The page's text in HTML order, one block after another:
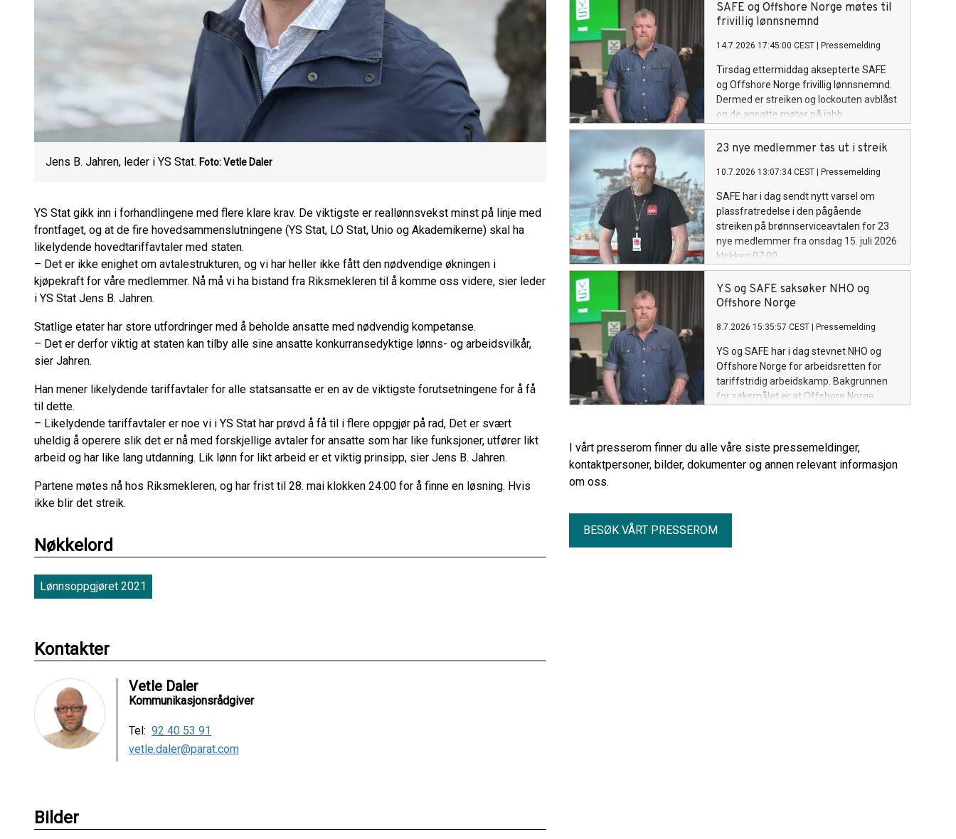
Jens B. Jahren, leder i YS Stat. Foto: Vetle Daler
YS Stat gikk inn i forhandlingene med flere klare krav. De viktigste er reallønnsvekst minst på linje med
frontfaget, og at de fire hovedsammenslutningene (YS Stat, LO Stat, Unio og Akademikerne) skal ha
likelydende hovedtariffavtaler med staten.
– Det er ikke enighet om avtalestrukturen, og vi har heller ikke fått den nødvendige økningen i
kjøpekraft for våre medlemmer. Nå må vi ha bistand fra Riksmekleren til å komme oss videre, sier leder
i YS Stat Jens B. Jahren.
Statlige etater har store utfordringer med å beholde ansatte med nødvendig kompetanse.
– Det er derfor viktig at staten kan tilby alle sine ansatte konkurransedyktige lønns- og arbeidsvilkår,
sier Jahren.
Han mener likelydende tariffavtaler for alle statsansatte er en av de viktigste forutsetningene for å få
til dette.
– Likelydende tariffavtaler er noe vi i YS Stat har prøvd å få til i flere oppgjør på rad, Det er svært
uheldig å operere slik det er nå med forskjellige avtaler for ansatte som har like funksjoner, utfører likt
arbeid og har like lang utdanning. Lik lønn for likt arbeid er et viktig prinsipp, sier Jens B. Jahren.
Partene møtes nå hos Riksmekleren, og har frist til 28. mai klokken 24:00 for å finne en løsning. Hvis
ikke blir det streik.
Nøkkelord
Lønnsoppgjøret 2021
Kontakter
Vetle Daler
Kommunikasjonsrådgiver
Tel: 92 40 53 91
vetle.daler@parat.com
Bilder
SAFE og Offshore Norge møtes til
frivillig lønnsnemnd
14.7.2026 17:45:00 CEST Pressemelding
Tirsdag ettermiddag aksepterte SAFE
og Offshore Norge frivillig lønnsnemnd.
Dermed er streiken og lockouten avblåst
og de ansatte møter på jobb.
23 nye medlemmer tas ut i streik
10.7.2026 13:07:34 CEST Pressemelding
SAFE har i dag sendt nytt varsel om
plassfratredelse i den pågående
streiken på brønnserviceavtalen for 23
nye medlemmer fra onsdag 15. juli 2026
klokken 07.00.
YS og SAFE saksøker NHO og
Offshore Norge
8.7.2026 15:35:57 CEST Pressemelding
YS og SAFE har i dag stevnet NHO og
Offshore Norge for arbeidsretten for
tariffstridig arbeidskamp. Bakgrunnen
for søksmålet er at Offshore Norge
AS fra arbeidet under den pågående
I vårt presserom finner du alle våre siste pressemeldinger,
kontaktpersoner, bilder, dokumenter og annen relevant informasjon
om oss.
BESØK VÅRT PRESSEROM